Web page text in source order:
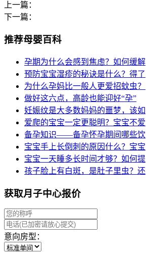
上一篇：
下一篇：
推荐母婴百科
孕期为什么会感到焦虑？如何缓解
预防宝宝湿疹的秘诀是什么？得了
为什么孕妈比一般人更爱招蚊虫？
做好这六点，高龄也能迎好“孕”
妊娠纹是大多数妈妈的噩梦，该如
爱爬的宝宝一定更聪明？宝宝不爱
备孕知识——备孕怀孕期间哪些饮
宝宝手上长倒刺的原因什么？宝宝
宝宝一天睡多长时间才够？如何提
孩子脸上有白斑，是肚子里虫？还
获取月子中心报价
意向房型：